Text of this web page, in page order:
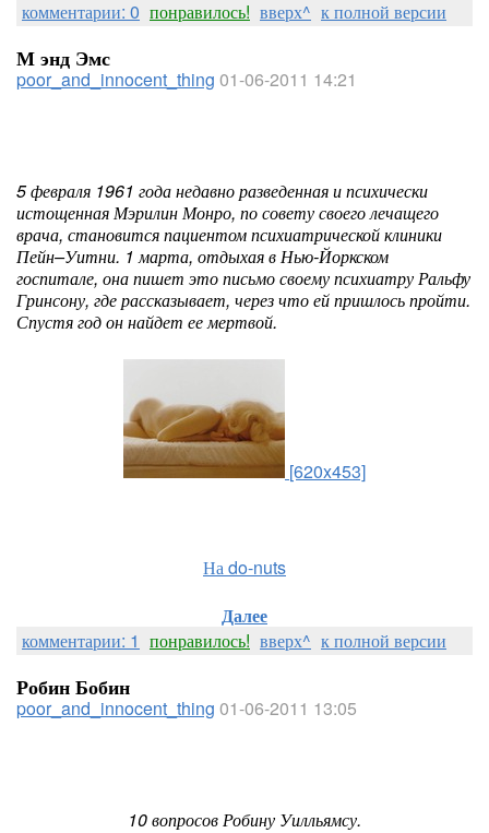
комментарии: 0 понравилось! вверх^ к полной версии
М энд Эмс
poor_and_innocent_thing 01-06-2011 14:21
5 февраля 1961 года недавно разведенная и психически
истощенная Мэрилин Монро, по совету своего лечащего
врача, становится пациентом психиатрической клиники
Пейн–Уитни. 1 марта, отдыхая в Нью-Йоркском
госпитале, она пишет это письмо своему психиатру Ральфу
Гринсону, где рассказывает, через что ей пришлось пройти.
Спустя год он найдет ее мертвой.
[620x453]
На do-nuts
Далее
комментарии: 1 понравилось! вверх^ к полной версии
Робин Бобин
poor_and_innocent_thing 01-06-2011 13:05
10 вопросов Робину Уилльямсу.